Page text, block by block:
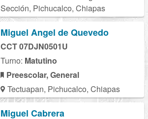
Sección, Pichucalco, Chiapas
Miguel Angel de Quevedo
CCT 07DJN0501U
Turno: Matutino
Preescolar, General
Tectuapan, Pichucalco, Chiapas
Miguel Cabrera